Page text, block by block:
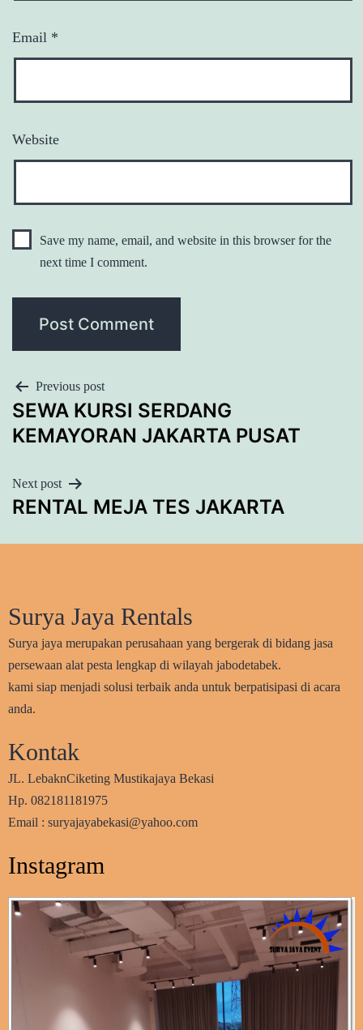
Email *
Website
Save my name, email, and website in this browser for the
next time I comment.
POST
NAVIGATION
Previous post
SEWA KURSI SERDANG
KEMAYORAN JAKARTA PUSAT
Next post
RENTAL MEJA TES JAKARTA
Surya Jaya Rentals
Surya jaya merupakan perusahaan yang bergerak di bidang jasa
persewaan alat pesta lengkap di wilayah jabodetabek.
kami siap menjadi solusi terbaik anda untuk berpatisipasi di acara
anda.
Kontak
JL. LebaknCiketing Mustikajaya Bekasi
Hp. 082181181975
Email : suryajayabekasi@yahoo.com
Instagram